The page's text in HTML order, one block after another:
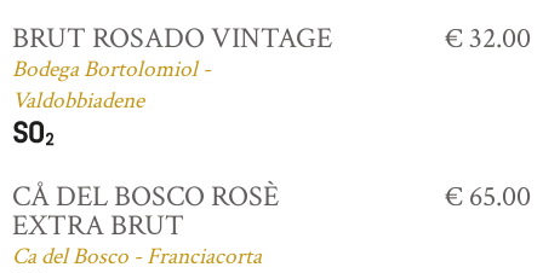
BRUT ROSADO VINTAGE
Bodega Bortolomiol -
Valdobbiadene
€ 32.00
CÅ DEL BOSCO ROSÈ
EXTRA BRUT
Ca del Bosco - Franciacorta
€ 65.00